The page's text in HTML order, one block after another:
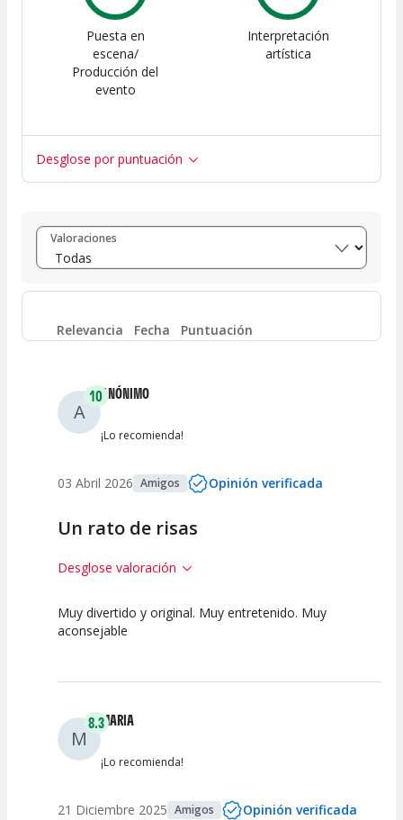
Puesta en
escena/
Producción del
evento
Interpretación
artística
Desglose por puntuación
Entre 8 y 10 (3)
Entre 6 y 8 (0)
Entre 4 y 6 0
Entre 0 y 2
Valoraciones
Relevancia Fecha Puntuación
A
10ANÓNIMO
¡Lo recomienda!
03 Abril 2026 Amigos Opinión verificada
Un rato de risas
Desglose valoración
10 10 10
Muy divertido y original. Muy entretenido. Muy
aconsejable
M
8.3MARIA
¡Lo recomienda!
21 Diciembre 2025 Amigos Opinión verificada